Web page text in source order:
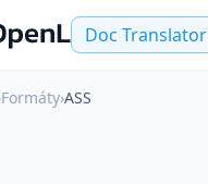
Doc Translator
Formáty›ASS